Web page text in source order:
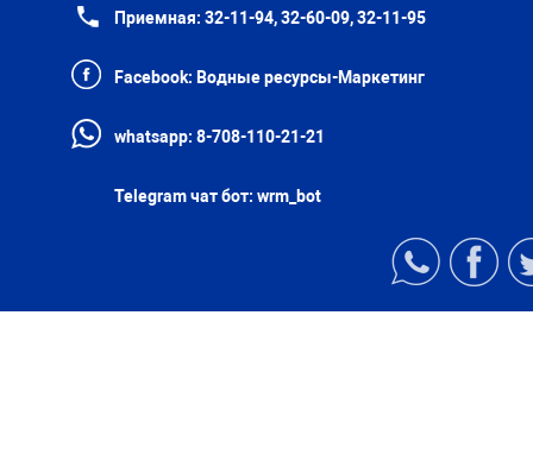
Приемная: 32-11-94, 32-60-09, 32-11-95
Facebook: Водные ресурсы-Маркетинг
whatsapp: 8-708-110-21-21
Telegram чат бот: wrm_bot